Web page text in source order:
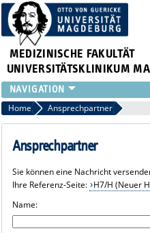
MEDIZINISCHE FAKULTÄT
UNIVERSITÄTSKLINIKUM
INSTITUTE
KLINIKEN
ZENTRALE EINRICHTUNGEN
PRESSE
INTERNATIONAL
INTRANET
Home Ansprechpartner
Ansprechpartner
Sie können eine Nachricht
Ihre Referenz-Seite: H7/H (Neuer
Name: